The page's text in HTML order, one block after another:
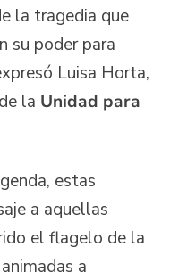
la tragedia que
su poder para
Luisa Horta,
la Unidad para
estas
a aquellas
el flagelo de la
a